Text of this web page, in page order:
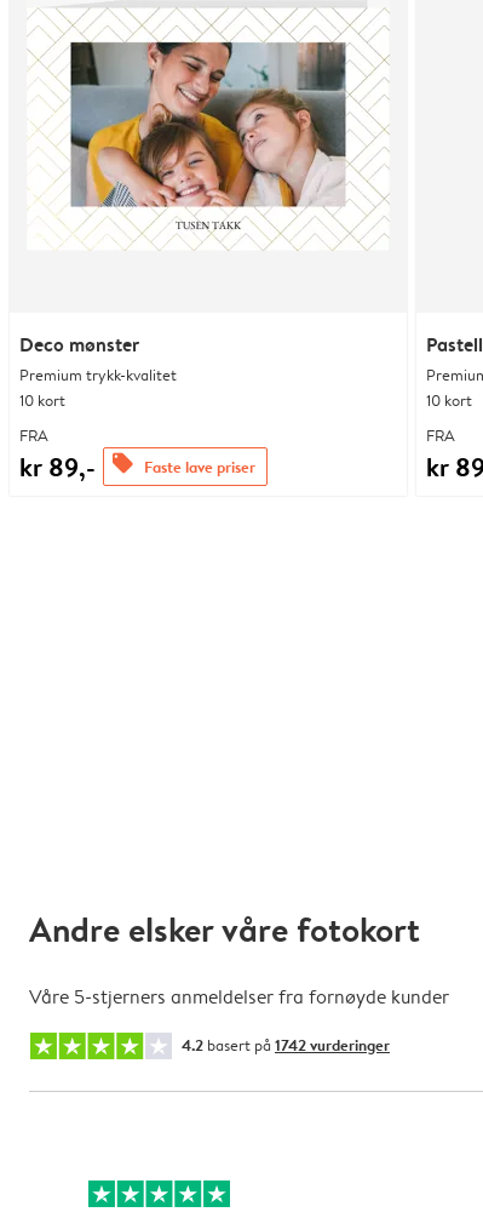
Deco mønster
Premium trykk-kvalitet
10 kort
FRA
kr 89,- offers Faste lave priser
10 kort
FRA
kr
Andre elsker våre fotokort
Våre 5-stjerners anmeldelser fra fornøyde kunder
4.2 basert på 1742 vurderinger